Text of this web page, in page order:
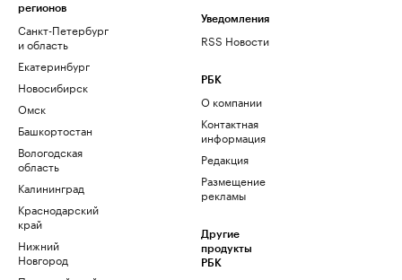
регионов
Санкт-Петербург
и область
Екатеринбург
Новосибирск
Омск
Башкортостан
Вологодская
область
Калининград
Краснодарский
край
Нижний
Новгород
Уведомления
RSS Новости
РБК
О компании
Контактная
информация
Редакция
Размещение
рекламы
Другие
продукты
РБК